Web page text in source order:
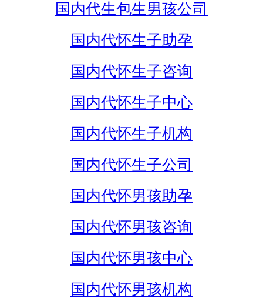
国内代生包生男孩公司
国内代怀生子助孕
国内代怀生子咨询
国内代怀生子中心
国内代怀生子机构
国内代怀生子公司
国内代怀男孩助孕
国内代怀男孩咨询
国内代怀男孩中心
国内代怀男孩机构